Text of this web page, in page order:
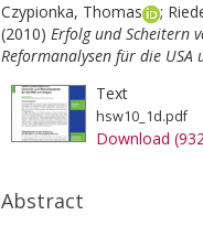
Czypionka, Thomas
;
(2010) Erfolg und Scheitern
Reformanalysen für die USA
Text
hsw10_1d.pdf
Download
Abstract